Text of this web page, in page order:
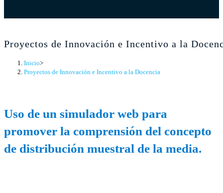
Proyectos de Innovación e Incentivo a la
Inicio>
Proyectos de Innovación e Incentivo a la Docencia
Uso de un simulador web para
promover la comprensión del concepto
de distribución muestral de la media.